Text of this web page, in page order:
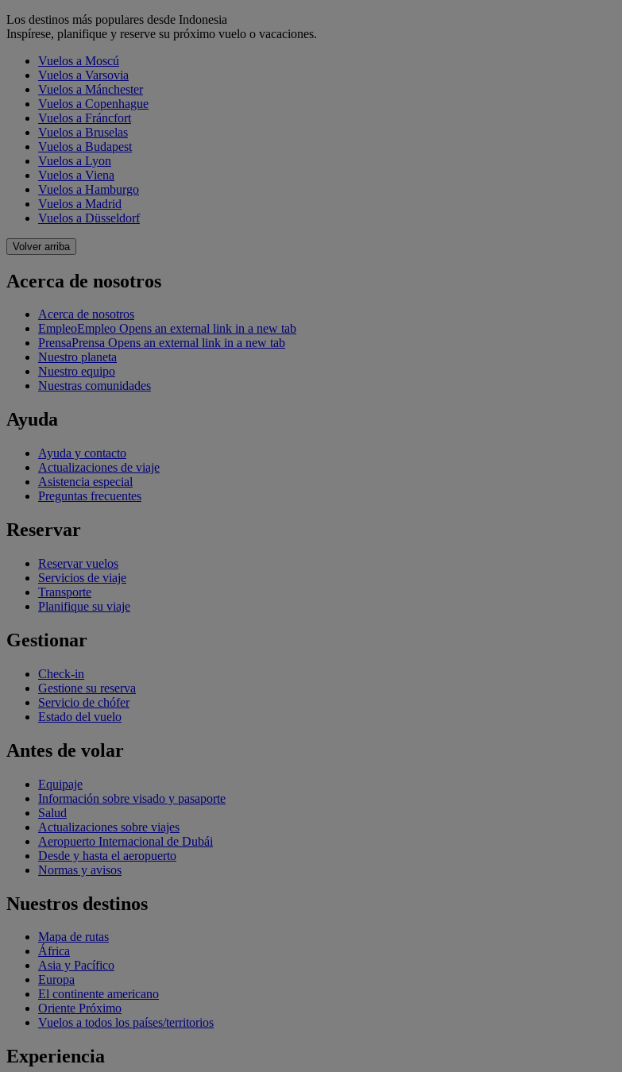
Los destinos más populares desde Indonesia
Inspírese, planifique y reserve su próximo vuelo o vacaciones.
Vuelos a Moscú
Vuelos a Varsovia
Vuelos a Mánchester
Vuelos a Copenhague
Vuelos a Fráncfort
Vuelos a Bruselas
Vuelos a Budapest
Vuelos a Lyon
Vuelos a Viena
Vuelos a Hamburgo
Vuelos a Madrid
Vuelos a Düsseldorf
Volver arriba
Acerca de nosotros
Acerca de nosotros
EmpleoEmpleo Opens an external link in a new tab
PrensaPrensa Opens an external link in a new tab
Nuestro planeta
Nuestro equipo
Nuestras comunidades
Ayuda
Ayuda y contacto
Actualizaciones de viaje
Asistencia especial
Preguntas frecuentes
Reservar
Reservar vuelos
Servicios de viaje
Transporte
Planifique su viaje
Gestionar
Check-in
Gestione su reserva
Servicio de chófer
Estado del vuelo
Antes de volar
Equipaje
Información sobre visado y pasaporte
Salud
Actualizaciones sobre viajes
Aeropuerto Internacional de Dubái
Desde y hasta el aeropuerto
Normas y avisos
Nuestros destinos
Mapa de rutas
África
Asia y Pacífico
Europa
El continente americano
Oriente Próximo
Vuelos a todos los países/territorios
Experiencia